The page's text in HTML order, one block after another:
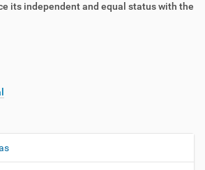
its independent and equal status with the